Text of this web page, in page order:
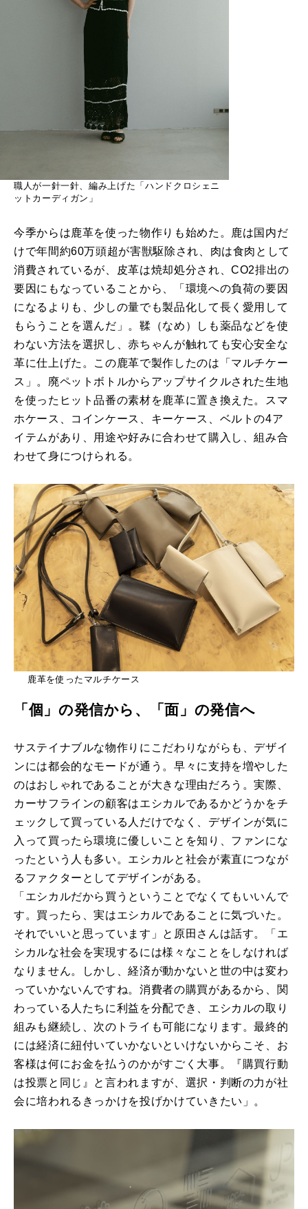
職人が一針一針、編み上げた「ハンドクロシェニ
ットカーディガン」
今季からは鹿革を使った物作りも始めた。鹿は国内だ
けで年間約60万頭超が害獣駆除され、肉は食肉として
消費されているが、皮革は焼却処分され、CO2排出の
要因にもなっていることから、「環境への負荷の要因
になるよりも、少しの量でも製品化して長く愛用して
もらうことを選んだ」。鞣（なめ）しも薬品などを使
わない方法を選択し、赤ちゃんが触れても安心安全な
革に仕上げた。この鹿革で製作したのは「マルチケー
ス」。廃ペットボトルからアップサイクルされた生地
を使ったヒット品番の素材を鹿革に置き換えた。スマ
ホケース、コインケース、キーケース、ベルトの4ア
イテムがあり、用途や好みに合わせて購入し、組み合
わせて身につけられる。
鹿革を使ったマルチケース
「個」の発信から、「面」の発信へ
サステイナブルな物作りにこだわりながらも、デザイ
ンには都会的なモードが通う。早々に支持を増やした
のはおしゃれであることが大きな理由だろう。実際、
カーサフラインの顧客はエシカルであるかどうかをチ
ェックして買っている人だけでなく、デザインが気に
入って買ったら環境に優しいことを知り、ファンにな
ったという人も多い。エシカルと社会が素直につなが
るファクターとしてデザインがある。
「エシカルだから買うということでなくてもいいんで
す。買ったら、実はエシカルであることに気づいた。
それでいいと思っています」と原田さんは話す。「エ
シカルな社会を実現するには様々なことをしなければ
なりません。しかし、経済が動かないと世の中は変わ
っていかないんですね。消費者の購買があるから、関
わっている人たちに利益を分配でき、エシカルの取り
組みも継続し、次のトライも可能になります。最終的
には経済に紐付いていかないといけないからこそ、お
客様は何にお金を払うのかがすごく大事。『購買行動
は投票と同じ』と言われますが、選択・判断の力が社
会に培われるきっかけを投げかけていきたい」。